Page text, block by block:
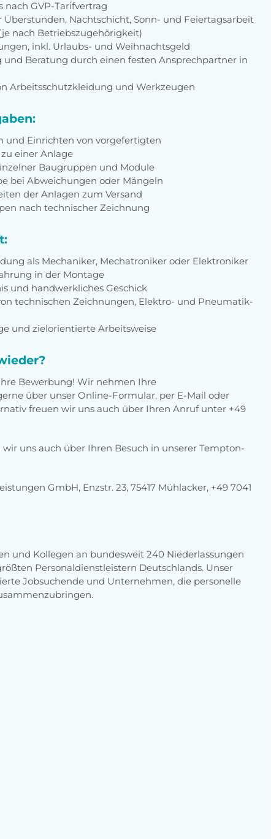
GVP-Tarifvertrag
Nachtschicht, Sonn- und Feiertagsarbeit
nach Betriebszugehörigkeit)
inkl. Urlaubs- und Weihnachtsgeld
und Beratung durch einen festen Ansprechpartner in
Arbeitsschutzkleidung und Werkzeugen
und Einrichten von vorgefertigten
einer Anlage
Baugruppen und Module
bei Abweichungen oder Mängeln
der Anlagen zum Versand
nach technischer Zeichnung
als Mechaniker, Mechatroniker oder Elektroniker
in der Montage
und handwerkliches Geschick
technischen Zeichnungen, Elektro- und Pneumatik-
und zielorientierte Arbeitsweise
Bewerbung! Wir nehmen Ihre
über unser Online-Formular, per E-Mail oder
freuen wir uns auch über Ihren Anruf unter +49
uns auch über Ihren Besuch in unserer Tempton-
GmbH, Enzstr. 23, 75417 Mühlacker, +49 7041
und Kollegen an bundesweit 240 Niederlassungen
Personaldienstleistern Deutschlands. Unser
Jobsuchende und Unternehmen, die personelle